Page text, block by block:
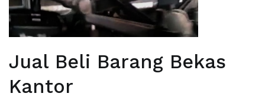
Jual Beli Barang Bekas
Kantor